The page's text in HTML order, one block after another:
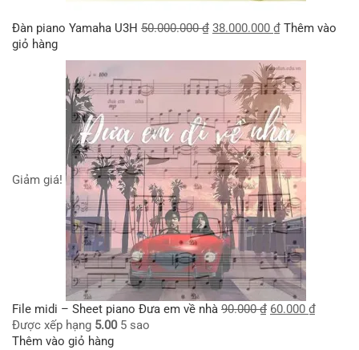
Đàn piano Yamaha U3H 50.000.000₫ 38.000.000 ₫ Thêm vào
giỏ hàng
Giảm giá!
File midi – Sheet piano Đưa em về nhà 90.000₫ 60.000 ₫
Được xếp hạng 5.005 sao
Thêm vào giỏ hàng